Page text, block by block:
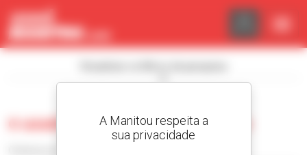
0 usado empilhador de mastro
Painel de Gerenciamento de Cookies
A Manitou respeita a
sua privacidade